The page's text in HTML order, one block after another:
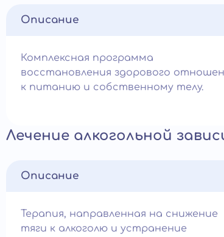
Описание
Комплексная программа
восстановления здорового
к питанию и собственному телу.
Лечение алкогольной
Описание
Терапия, направленная на снижение
тяги к алкоголю и устранение